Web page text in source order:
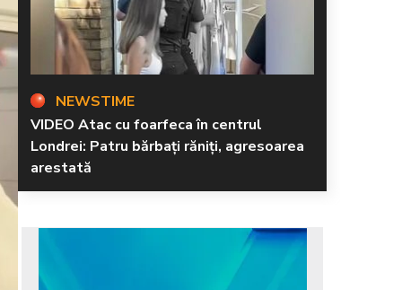
NEWSTIME
VIDEO Atac cu foarfeca în centrul
Londrei: Patru bărbați răniți, agresoarea
arestată